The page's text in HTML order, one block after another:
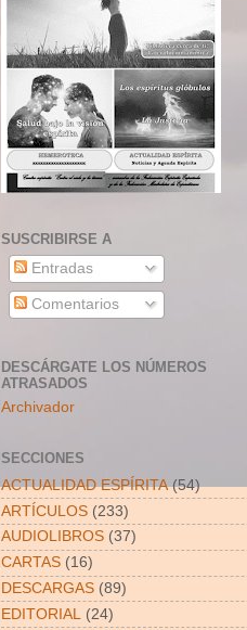
SUSCRIBIRSE A
Entradas
Comentarios
DESCÁRGATE LOS NÚMEROS
ATRASADOS
Archivador
SECCIONES
ACTUALIDAD ESPÍRITA (54)
ARTÍCULOS (233)
AUDIOLIBROS (37)
CARTAS (16)
DESCARGAS (89)
EDITORIAL
(24)